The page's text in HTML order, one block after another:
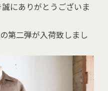
にありがとうございま
第二弾が入荷致しまし